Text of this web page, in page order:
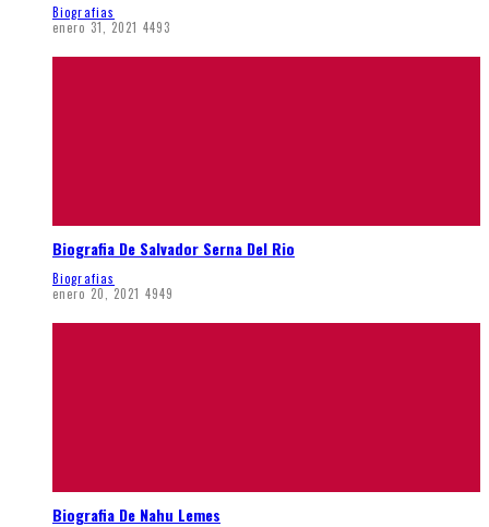
Biografias
enero 31, 2021 4493
Biografia De Salvador Serna Del Rio
Biografias
enero 20, 2021 4949
Biografia De Nahu Lemes